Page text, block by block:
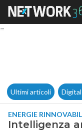
Ultimi articoli
ENERGIE
Intelligenza